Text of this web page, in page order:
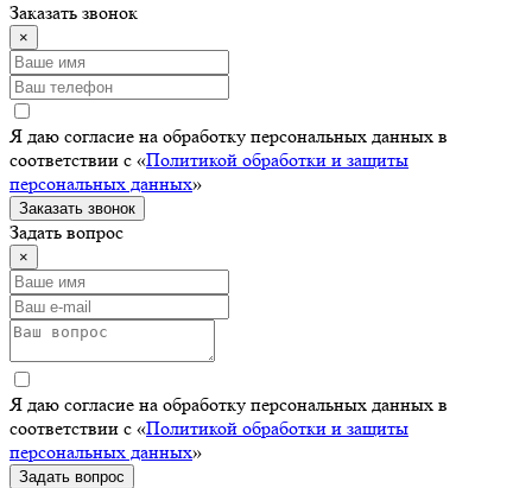
Заказать звонок
×
Я даю согласие на обработку персональных данных в
соответствии с «Политикой обработки и защиты
персональных данных»
Заказать звонок
Задать вопрос
×
Я даю согласие на обработку персональных данных в
соответствии с «Политикой обработки и защиты
персональных данных»
Задать вопрос